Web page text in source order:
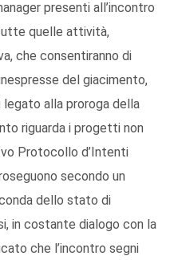
presenti all’incontro
quelle attività,
che consentiranno di
del giacimento,
legato alla proroga della
riguarda i progetti non
Protocollo d’Intenti
secondo un
dello stato di
in costante dialogo con la
che l’incontro segni